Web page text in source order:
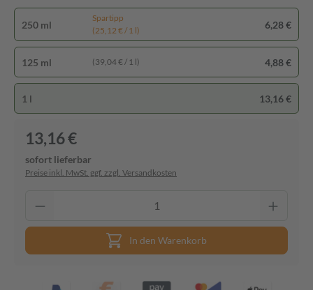
250 ml
Spartipp
(25,12 € / 1 l)
6,28 €
125 ml (39,04 € / 1 l) 4,88 €
1 l 13,16 €
13,16 €
sofort lieferbar
Preise inkl. MwSt. ggf. zzgl. Versandkosten
In den Warenkorb